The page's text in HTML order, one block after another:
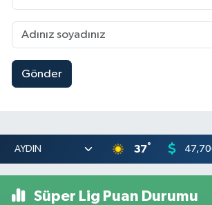
Gönder
37°
Süper Lig Puan Durumu